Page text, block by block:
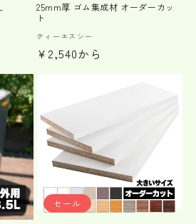
25mm厚 ゴム集成材 オーダーカッ
ト
販
売
ティーエスシー
通
¥2,540から
セール